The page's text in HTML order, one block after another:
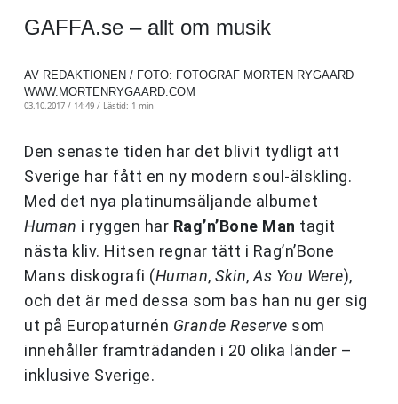
GAFFA.se – allt om musik
AV REDAKTIONEN / FOTO: FOTOGRAF MORTEN RYGAARD
WWW.MORTENRYGAARD.COM
03.10.2017 / 14:49 / Lästid: 1 min
Den senaste tiden har det blivit tydligt att
Sverige har fått en ny modern soul-älskling.
Med det nya platinumsäljande albumet
Human i ryggen har Rag’n’Bone Man tagit
nästa kliv. Hitsen regnar tätt i Rag’n’Bone
Mans diskografi (Human, Skin, As You Were),
och det är med dessa som bas han nu ger sig
ut på Europaturnén Grande Reserve som
innehåller framträdanden i 20 olika länder –
inklusive Sverige.